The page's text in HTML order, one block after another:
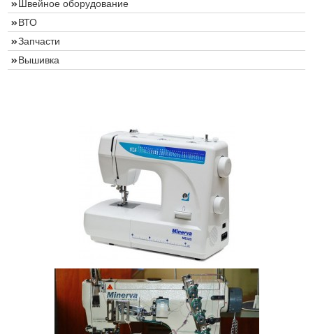
Швейное оборудование
ВТО
Запчасти
Вышивка